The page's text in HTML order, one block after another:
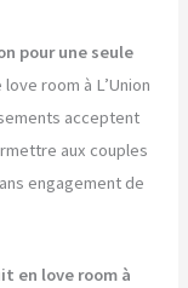
pour une seule
room à L’Union
acceptent
aux couples
engagement de
en love room à